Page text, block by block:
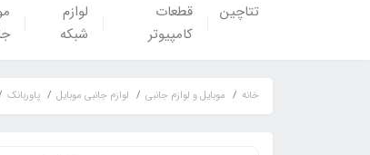
تتاچین
قطعات
کامپیوتر
لوازم
شبکه
خانه موبایل و لوازم جانبی لوازم جانبی موبایل پاوربانک